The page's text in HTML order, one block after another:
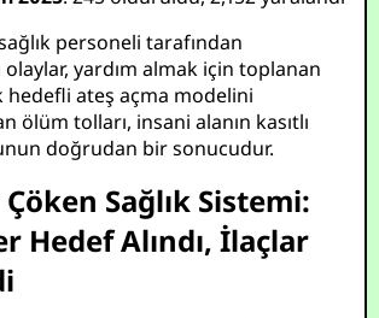
personeli tarafından
yardım almak için toplanan
hedefli ateş açma modelini
ölüm tolları, insani alanın kasıtlı
doğrudan bir sonucudur.
Çöken Sağlık Sistemi:
Hedef Alındı, İlaçlar